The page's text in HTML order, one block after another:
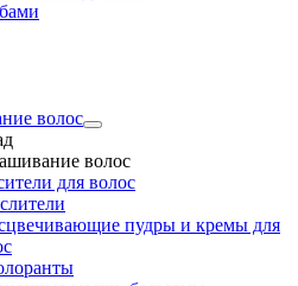
волос
волос
для волос
пудры и кремы для